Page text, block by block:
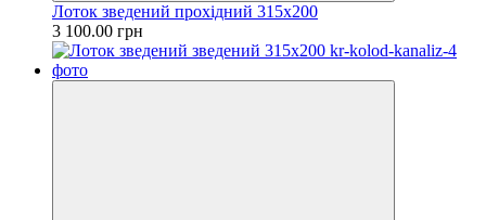
Лоток зведений прохідний 315х200
3 100.00 грн